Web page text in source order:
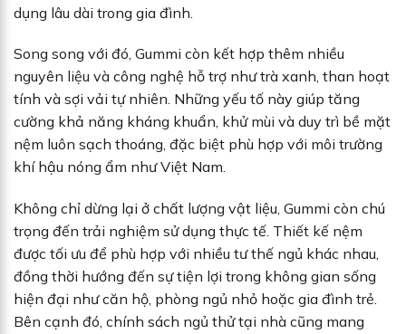
dụng lâu dài trong gia đình.
Song song với đó, Gummi còn kết hợp thêm nhiều
nguyên liệu và công nghệ hỗ trợ như trà xanh, than hoạt
tính và sợi vải tự nhiên. Những yếu tố này giúp tăng
cường khả năng kháng khuẩn, khử mùi và duy trì bề mặt
nệm luôn sạch thoáng, đặc biệt phù hợp với môi trường
khí hậu nóng ẩm như Việt Nam.
Không chỉ dừng lại ở chất lượng vật liệu, Gummi còn chú
trọng đến trải nghiệm sử dụng thực tế. Thiết kế nệm
được tối ưu để phù hợp với nhiều tư thế ngủ khác nhau,
đồng thời hướng đến sự tiện lợi trong không gian sống
hiện đại như căn hộ, phòng ngủ nhỏ hoặc gia đình trẻ.
Bên cạnh đó, chính sách ngủ thử tại nhà cũng mang